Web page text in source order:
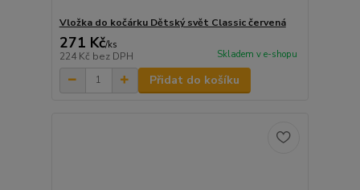
Vložka do kočárku Dětský svět Classic červená
271 Kč/ks
224 Kč bez DPH Skladem v e-shopu
Přidat do košíku